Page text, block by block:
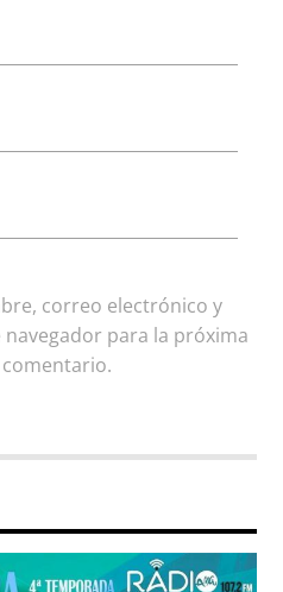
correo electrónico y
navegador para la próxima